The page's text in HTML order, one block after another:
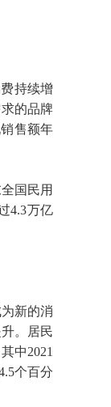
持续增
的品牌
售额年
国民用
4.3万亿
新的消
。居民
中2021
个百分